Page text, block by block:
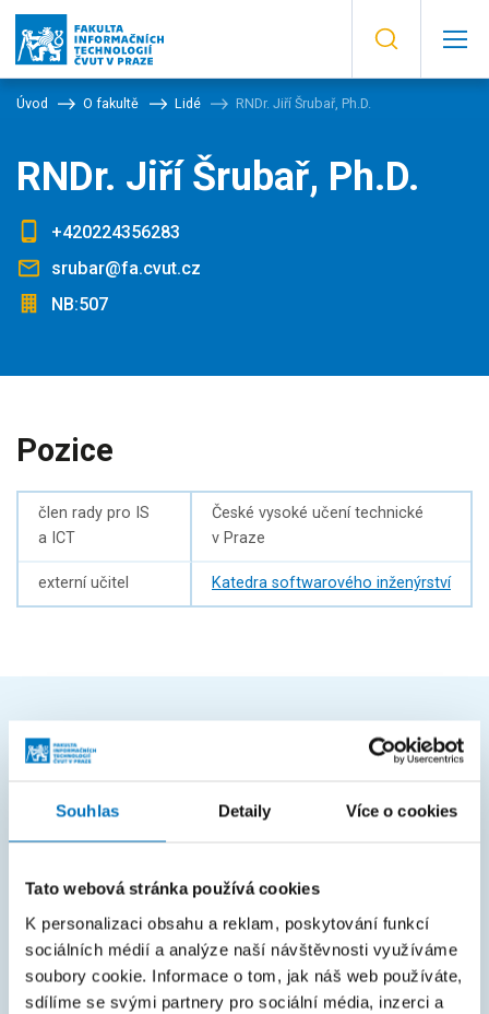
Souhlas Detaily Více o cookies
Tato webová stránka používá cookies
K personalizaci obsahu a reklam, poskytování funkcí
sociálních médií a analýze naší návštěvnosti využíváme
soubory cookie. Informace o tom, jak náš web používáte,
sdílíme se svými partnery pro sociální média, inzerci a
Úvod O fakultě Lidé RNDr. Jiří Šrubař, Ph.D.
RNDr. Jiří Šrubař, Ph.D.
+420224356283
srubar@fa.cvut.cz
NB:507
Pozice
člen rady pro IS
a ICT
České vysoké učení technické
v Praze
externí učitel Katedra softwarového inženýrství
ČASTO HLEDÁTE
Rozcestník systémů
KOS
Courses